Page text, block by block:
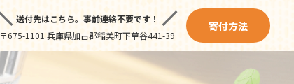
送付先はこちら。 事前連絡不要です！
〒675-1101 兵庫県加古郡稲美町下草谷441-39
寄付方法